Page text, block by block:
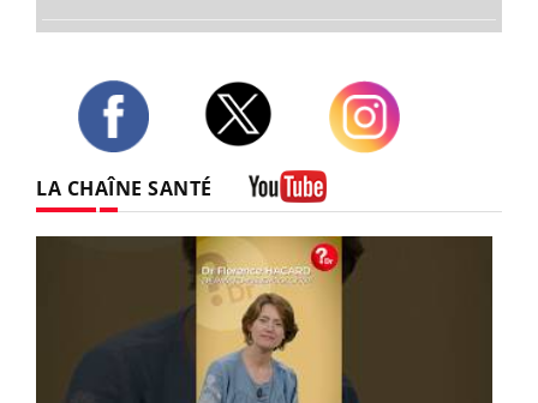
LA CHAÎNE SANTÉ